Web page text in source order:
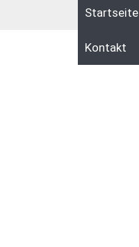
Startseite
Kontakt